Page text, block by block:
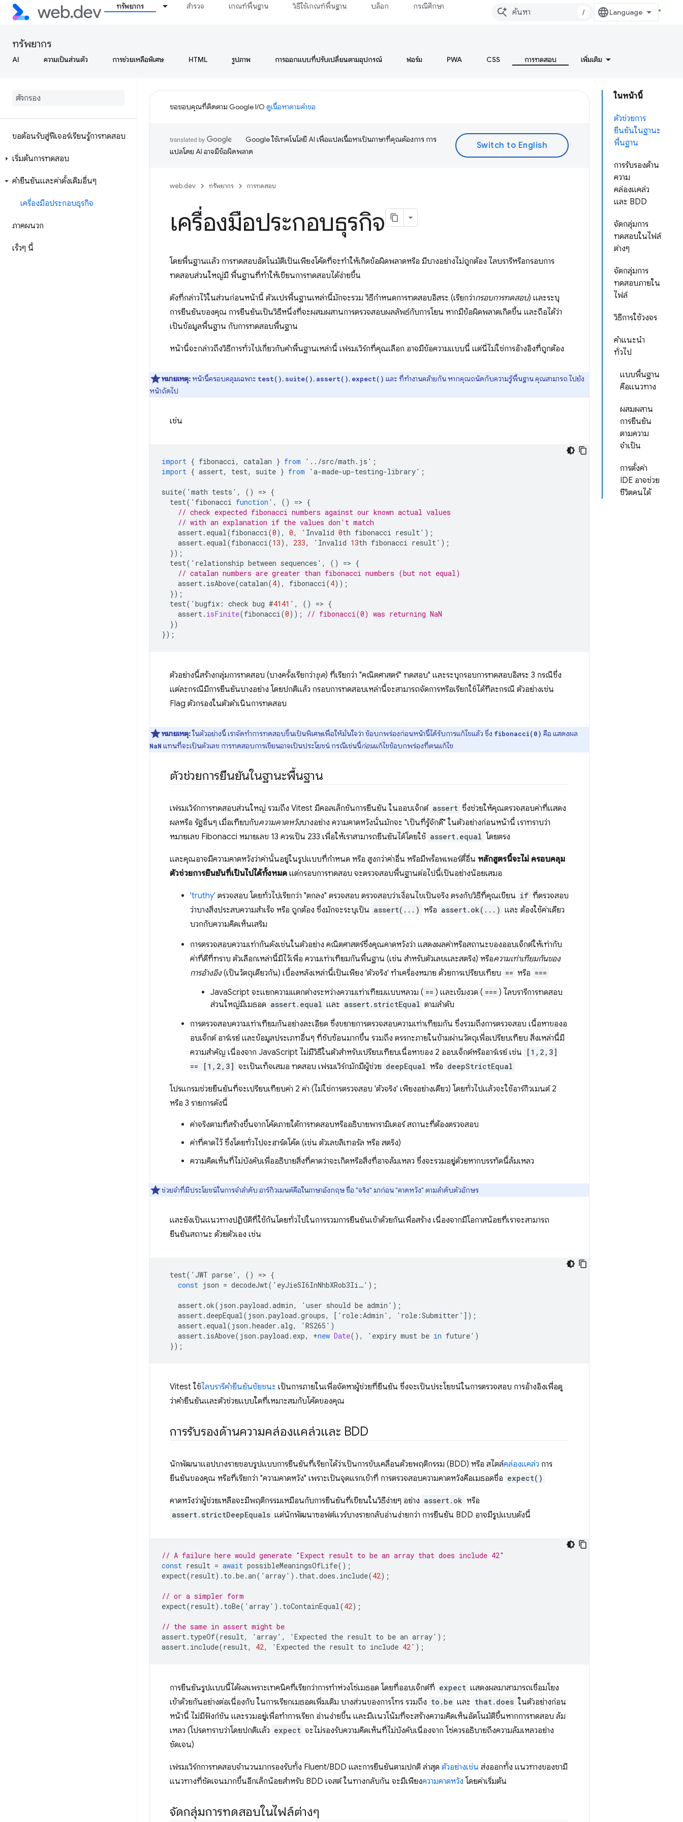
ทรัพยากร สำรวจ เกณฑ์พื้นฐาน วิธีใช้เกณฑ์พื้นฐาน บล็อก กรณีศึกษา
/
ทรัพยากร
AI ความเป็นส่วนตัว การช่วยเหลือพิเศษ HTML รูปภาพ การออกแบบที่ปรับเปลี่ยนตามอุปกรณ์ ฟอร์ม PWA CSS การทดสอบ เพิ่มเติม
ขอต้อนรับสู่ฟีเจอร์เรียนรู้การทดสอบ
เริ่มต้นการทดสอบ
คำยืนยันและค่าดั้งเดิมอื่นๆ
เครื่องมือประกอบธุรกิจ
ภาคผนวก
เร็วๆ นี้
ในหน้านี้
ตัวช่วยการ
ยืนยันในฐานะ
พื้นฐาน
การรับรองด้าน
ความ
คล่องแคล่ว
และ BDD
จัดกลุ่มการ
ทดสอบในไฟล์
ต่างๆ
จัดกลุ่มการ
ทดสอบภายใน
ไฟล์
วิธีการใช้วงจร
คำแนะนำ
ทั่วไป
แบบพื้นฐาน
คือแนวทาง
ผสมผสาน
การยืนยัน
ตามความ
จำเป็น
การตั้งค่า
IDE อาจช่วย
ชีวิตคนได้
ขอขอบคุณที่ติดตาม Google I/O ดูเนื้อหาตามคำขอ
Google ใช้เทคโนโลยี AI เพื่อแปลเนื้อหาเป็นภาษาที่คุณต้องการ การ
แปลโดย AI อาจมีข้อผิดพลาด
web.dev ทรัพยากร การทดสอบ
เครื่องมือประกอบธุรกิจ
โดยพื้นฐานแล้ว การทดสอบอัตโนมัติเป็นเพียงโค้ดที่จะทำให้เกิดข้อผิดพลาดหรือ มีบางอย่างไม่ถูกต้อง ไลบรารีหรือกรอบการ
ทดสอบส่วนใหญ่มี พื้นฐานที่ทำให้เขียนการทดสอบได้ง่ายขึ้น
ดังที่กล่าวไว้ในส่วนก่อนหน้านี้ ตัวแปรพื้นฐานเหล่านี้มักจะรวม วิธีกําหนดการทดสอบอิสระ (เรียกว่ากรอบการทดสอบ) และระบุ
การยืนยันของคุณ การยืนยันเป็นวิธีหนึ่งที่จะผสมผสานการตรวจสอบผลลัพธ์กับการโยน หากมีข้อผิดพลาดเกิดขึ้น และถือได้ว่า
เป็นข้อมูลพื้นฐาน กับการทดสอบพื้นฐาน
หน้านี้จะกล่าวถึงวิธีการทั่วไปเกี่ยวกับคำพื้นฐานเหล่านี้ เฟรมเวิร์กที่คุณเลือก อาจมีข้อความแบบนี้ แต่นี่ไม่ใช่การอ้างอิงที่ถูกต้อง
หมายเหตุ: หน้านี้ครอบคลุมเฉพาะ test(), suite(), assert(), expect() และ ที่ทำงานคล้ายกัน หากคุณถนัดกับความรู้พื้นฐาน คุณสามารถ ไปยัง
หน้าถัดไป
เช่น
import { fibonacci, catalan } from ' .. /src/math . js ' ;
import { assert, test, suite } from ' a-made-up-testing-library' ;
suite( ' math tests ' , () => {
test( ' fibonacci function ' , () => {
// check expected fibonacci numbers against our known actual values
// with an explanation if the values don't match
assert. equal(fibonacci(0), 0, ' Invalid 0th fibonacci result' );
assert. equal(fibonacci(13), 233, ' Invalid 13th fibonacci result' );
});
test( ' relationship between sequences ' , () => {
// catalan numbers are greater than fibonacci numbers (but not equal)
assert. isAbove(catalan(4), fibonacci(4));
});
test( ' bugfix : check bug #4141 ' , () => {
assert. isFinite(fibonacci(0));
// fibonacci(0) was returning NaN
})
});
ตัวอย่างนี้สร้างกลุ่มการทดสอบ (บางครั้งเรียกว่าชุด) ที่เรียกว่า "คณิตศาสตร์" ทดสอบ" และระบุกรอบการทดสอบอิสระ 3 กรณีซึ่ง
แต่ละกรณีมีการยืนยันบางอย่าง โดยปกติแล้ว กรอบการทดสอบเหล่านี้จะสามารถจัดการหรือเรียกใช้ได้ทีละกรณี ตัวอย่างเช่น
Flag ตัวกรองในตัวดำเนินการทดสอบ
หมายเหตุ:ในตัวอย่างนี้ เราจัดทำการทดสอบขึ้นเป็นพิเศษเพื่อให้มั่นใจว่า ข้อบกพร่องก่อนหน้านี้ได้รับการแก้ไขแล้ว ซึ่ง fibonacci(0) คือ แสดงผล
NaN แทนที่จะเป็นตัวเลข การทดสอบการเขียนอาจเป็นประโยชน์ กรณีเช่นนี้ก่อนแก้ไขข้อบกพร่องที่ตนแก้ไข
ตัวช่วยการยืนยันในฐานะพื้นฐาน
เฟรมเวิร์กการทดสอบส่วนใหญ่ รวมถึง Vitest มีคอลเล็กชันการยืนยัน ในออบเจ็กต์ assert ซึ่งช่วยให้คุณตรวจสอบค่าที่แสดง
ผลหรือ รัฐอื่นๆ เมื่อเทียบกับความคาดหวังบางอย่าง ความคาดหวังนั้นมักจะ "เป็นที่รู้จักดี" ในตัวอย่างก่อนหน้านี้ เราทราบว่า
หมายเลข Fibonacci หมายเลข 13 ควรเป็น 233 เพื่อให้เราสามารถยืนยันได้โดยใช้ assert.equal โดยตรง
และคุณอาจมีความคาดหวังว่าค่านั้นอยู่ในรูปแบบที่กำหนด หรือ สูงกว่าค่าอื่น หรือมีพร็อพเพอร์ตี้อื่น หลักสูตรนี้จะไม่ ครอบคลุม
ตัวช่วยการยืนยันที่เป็นไปได้ทั้งหมด แต่กรอบการทดสอบ จะตรวจสอบพื้นฐานต่อไปนี้เป็นอย่างน้อยเสมอ
'truthy' ตรวจสอบ โดยทั่วไปเรียกว่า "ตกลง" ตรวจสอบ ตรวจสอบว่าเงื่อนไขเป็นจริง ตรงกับวิธีที่คุณเขียน if ที่ตรวจสอบ
ว่าบางสิ่งประสบความสำเร็จ หรือ ถูกต้อง ซึ่งมักจะระบุเป็น assert(...) หรือ assert.ok(...) และ ต้องใช้ค่าเดียว
บวกกับความคิดเห็นเสริม
การตรวจสอบความเท่ากันดังเช่นในตัวอย่าง คณิตศาสตร์ซึ่งคุณคาดหวังว่า แสดงผลค่าหรือสถานะของออบเจ็กต์ให้เท่ากับ
ค่าที่ดีที่ทราบ ตัวเลือกเหล่านี้มีไว้เพื่อ ความเท่าเทียมกันพื้นฐาน (เช่น สำหรับตัวเลขและสตริง) หรือความเท่าเทียมกันของ
การอ้างอิง(เป็นวัตถุเดียวกัน) เบื้องหลังเหล่านี้เป็นเพียง 'ตัวจริง' ทำเครื่องหมาย ด้วยการเปรียบเทียบ == หรือ ===
JavaScript จะแยกความแตกต่างระหว่างความเท่าเทียมแบบหลวม ( == ) และเข้มงวด ( === ) ไลบรารีการทดสอบ
ส่วนใหญ่มีเมธอด assert.equal และ assert.strictEqual ตามลำดับ
การตรวจสอบความเท่าเทียมกันอย่างละเอียด ซึ่งขยายการตรวจสอบความเท่าเทียมกัน ซึ่งรวมถึงการตรวจสอบ เนื้อหาของอ
อบเจ็กต์ อาร์เรย์ และข้อมูลประเภทอื่นๆ ที่ซับซ้อนมากขึ้น รวมถึง ตรรกะภายในข้ามผ่านวัตถุเพื่อเปรียบเทียบ สิ่งเหล่านี้มี
ความสำคัญ เนื่องจาก JavaScript ไม่มีวิธีในตัวสำหรับเปรียบเทียบเนื้อหาของ 2 ออบเจ็กต์หรืออาร์เรย์ เช่น
[1,2,3]
== [1,2,3] จะเป็นเท็จเสมอ ทดสอบ เฟรมเวิร์กมักมีผู้ช่วย deepEqual หรือ deepStrictEqual
โปรแกรมช่วยยืนยันที่จะเปรียบเทียบค่า 2 ค่า (ไม่ใช่การตรวจสอบ 'ตัวจริง' เพียงอย่างเดียว) โดยทั่วไปแล้วจะใช้อาร์กิวเมนต์ 2
หรือ 3 รายการดังนี้
ค่าจริงตามที่สร้างขึ้นจากโค้ดภายใต้การทดสอบหรืออธิบายพารามิเตอร์ สถานะที่ต้องตรวจสอบ
ค่าที่คาดไว้ ซึ่งโดยทั่วไปจะฮาร์ดโค้ด (เช่น ตัวเลขลิเทอรัล หรือ สตริง)
ความคิดเห็นที่ไม่บังคับเพื่ออธิบายสิ่งที่คาดว่าจะเกิดหรือสิ่งที่อาจล้มเหลว ซึ่งจะรวมอยู่ด้วยหากบรรทัดนี้ล้มเหลว
ช่วยจำที่มีประโยชน์ในการจำลำดับ อาร์กิวเมนต์คือในภาษาอังกฤษ ชื่อ "จริง" มาก่อน "คาดหวัง" ตามลำดับตัวอักษร
และยังเป็นแนวทางปฏิบัติที่ใช้กันโดยทั่วไปในการรวมการยืนยันเข้าด้วยกันเพื่อสร้าง เนื่องจากมีโอกาสน้อยที่เราจะสามารถ
ยืนยันสถานะ ด้วยตัวเอง เช่น
test( ' JWT parse' , () => {
const json = decodeJwt( ' eyJieSI6InNhbXRob3Ii…' );
assert.ok( json .payload .admin, ' user should be admin ' );
assert.deepEqual( json .payload .groups, [ ' role :Admin ' , ' role :Submitter ' ]);
assert. equal( json .header .alg, ' RS265 ' )
assert. isAbove( json .payload . exp, +new Date(), ' expiry must be in future' )
});
Vitest ใช้ไลบรารีคำยืนยันชัยชนะ เป็นการภายในเพื่อจัดหาผู้ช่วยที่ยืนยัน ซึ่งจะเป็นประโยชน์ในการตรวจสอบ การอ้างอิงเพื่อดู
ว่าคำยืนยันและตัวช่วยแบบใดที่เหมาะสมกับโค้ดของคุณ
การรับรองด้านความคล่องแคล่วและ BDD
นักพัฒนาแอปบางรายชอบรูปแบบการยืนยันที่เรียกได้ว่าเป็นการขับเคลื่อนด้วยพฤติกรรม (BDD) หรือ สไตล์คล่องแคล่ว การ
ยืนยันของคุณ หรือที่เรียกว่า "ความคาดหวัง" เพราะเป็นจุดแรกเข้าที่ การตรวจสอบความคาดหวังคือเมธอดชื่อ expect()
คาดหวังว่าผู้ช่วยเหลือจะมีพฤติกรรมเหมือนกับการยืนยันที่เขียนในวิธีง่ายๆ อย่าง assert.ok หรือ
assert.strictDeepEquals แต่นักพัฒนาซอฟต์แวร์บางรายกลับอ่านง่ายกว่า การยืนยัน BDD อาจมีรูปแบบดังนี้
// A failure here would generate "Expect result to be an array that does include 42
const result = await possibleMeaningsOfLife();
expect(result). to .be.an( ' array' ). that.does . include(42);
// or a simpler form
expect(result). toBe( ' array' ). toContainEqual(42);
// the same in assert might be
assert. typeOf(result, ' array' , ' Expected the result to be an array' );
assert. include(result, 42, ' Expected the result to include 42' );
การยืนยันรูปแบบนี้ได้ผลเพราะเทคนิคที่เรียกว่าการทำห่วงโซ่เมธอด โดยที่ออบเจ็กต์ที่ expect แสดงผลมาสามารถเชื่อมโยง
เข้าด้วยกันอย่างต่อเนื่องกับ ในการเรียกเมธอดเพิ่มเติม บางส่วนของการโทร รวมถึง to.be และ that.does ในตัวอย่างก่อน
หน้านี้ ไม่มีฟังก์ชัน และรวมอยู่เพื่อทำการเรียก อ่านง่ายขึ้น และมีแนวโน้มที่จะสร้างความคิดเห็นอัตโนมัติขึ้นหากการทดสอบ ล้ม
เหลว (โปรดทราบว่าโดยปกติแล้ว expect จะไม่รองรับความคิดเห็นที่ไม่บังคับเนื่องจาก โซ่ควรอธิบายถึงความล้มเหลวอย่าง
ชัดเจน)
เฟรมเวิร์กการทดสอบจำนวนมากรองรับทั้ง Fluent/BDD และการยืนยันตามปกติ ล่าสุด ตัวอย่างเช่น ส่งออกทั้ง แนวทางของชามี
แนวทางที่ชัดเจนมากขึ้นอีกเล็กน้อยสำหรับ BDD เจสต์ ในทางกลับกัน จะมีเพียงความคาดหวัง โดยค่าเริ่มต้น
จัดกลุ่มการทดสอบในไฟล์ต่างๆ